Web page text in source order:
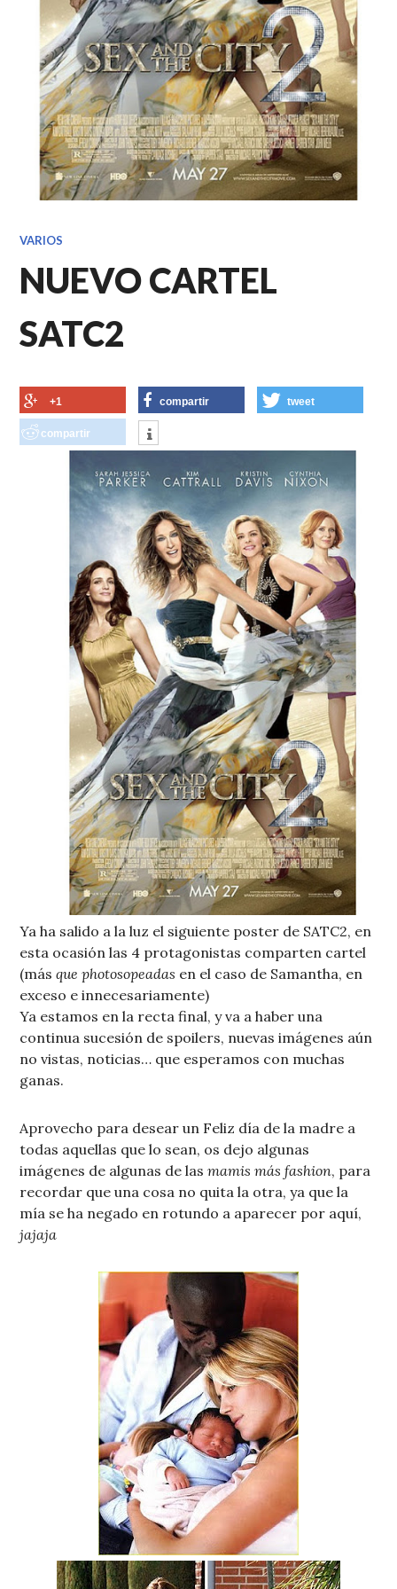
VARIOS
NUEVO CARTEL
SATC2
+1 compartir tweet
compartir
Ya ha salido a la luz el siguiente poster de SATC2, en
esta ocasión las 4 protagonistas comparten cartel
(másque photosopeadas en el caso de Samantha, en
exceso e innecesariamente)
Ya estamos en la recta final, y va a haber una
continua sucesión de spoilers, nuevas imágenes aún
no vistas, noticias… que esperamos con muchas
ganas.
Aprovecho para desear un Feliz día de la madre a
todas aquellas que lo sean, os dejo algunas
imágenes de algunas de lasmamis más fashion, para
recordar que una cosa no quita la otra, ya que la
mía se ha negado en rotundo a aparecer por aquí,
jajaja